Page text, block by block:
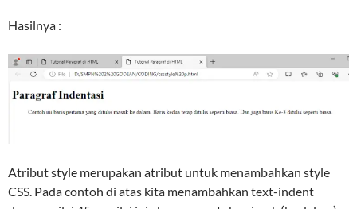
Hasilnya :
Atribut style merupakan atribut untuk menambahkan style
CSS. Pada contoh di atas kita menambahkan text-indent